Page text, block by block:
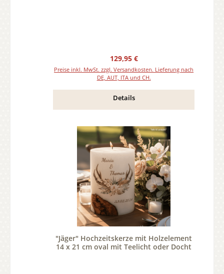
Regulärer Preis:
129,95 €
Preise inkl. MwSt. zzgl. Versandkosten. Lieferung nach
DE, AUT, ITA und CH.
Details
"Jäger" Hochzeitskerze mit Holzelement
14 x 21 cm oval mit Teelicht oder Docht